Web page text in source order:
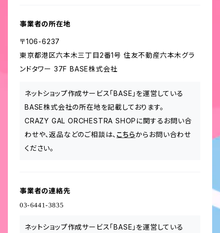
事業者の所在地
〒106-6237
東京都港区六本木三丁目2番1号 住友不動産六本木グラ
ンドタワー 37F BASE株式会社
ネットショップ作成サービス「BASE」を運営している
BASE株式会社の所在地を記載しております。
CRAZY GAL ORCHESTRA SHOPに関するお問い合
わせや、返品などのご相談は、 こちらからお問い合わせ
ください。
事業者の連絡先
ネットショップ作成サービス「BASE」を運営している